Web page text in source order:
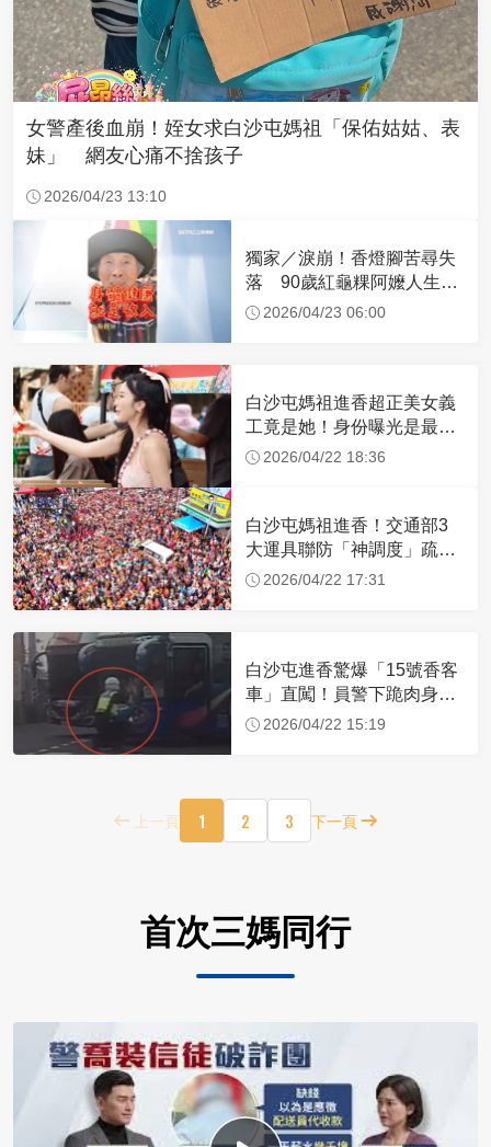
女警產後血崩！姪女求白沙屯媽祖「保佑姑姑、表
妹」 網友心痛不捨孩子
2026/04/23 13:10
獨家／淚崩！香燈腳苦尋失
落 90歲紅龜粿阿嬤人生謝
幕2026/04/23 06:00
白沙屯媽祖進香超正美女義
工竟是她！身份曝光是最美
禮生 一輩子不結婚
2026/04/22 18:36
白沙屯媽祖進香！交通部3
大運具聯防「神調度」疏運
32.1萬創新高
2026/04/22 17:31
白沙屯進香驚爆「15號香客
車」直闖！員警下跪肉身擋
車：讓行人先過
2026/04/22 15:19
上一頁 1 2 3 下一頁
首次三媽同行